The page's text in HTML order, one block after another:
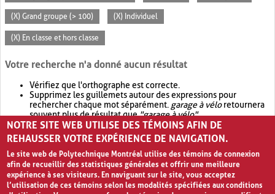
(X) Grand groupe (> 100) (X) Individuel
(X) En classe et hors classe
Votre recherche n'a donné aucun résultat
Vérifiez que l'orthographe est correcte.
Supprimez les guillemets autour des expressions pour
rechercher chaque mot séparément. garage à véloretournera
souvent plus de résultat que"garage à vélo".
Envisagez d'élargir votre recherche avec OR.garage OR vélo
retournera souvent plus de résultat quegarage à vélo
NOTRE SITE WEB UTILISE DES TÉMOINS AFIN DE
REHAUSSER VOTRE EXPÉRIENCE DE NAVIGATION.
Le site web de Polytechnique Montréal utilise des témoins de connexion
afin de recueillir des statistiques générales et offrir une meilleure
expérience à ses visiteurs. En naviguant sur le site, vous acceptez
l’utilisation de ces témoins selon les modalités spécifiées aux conditions